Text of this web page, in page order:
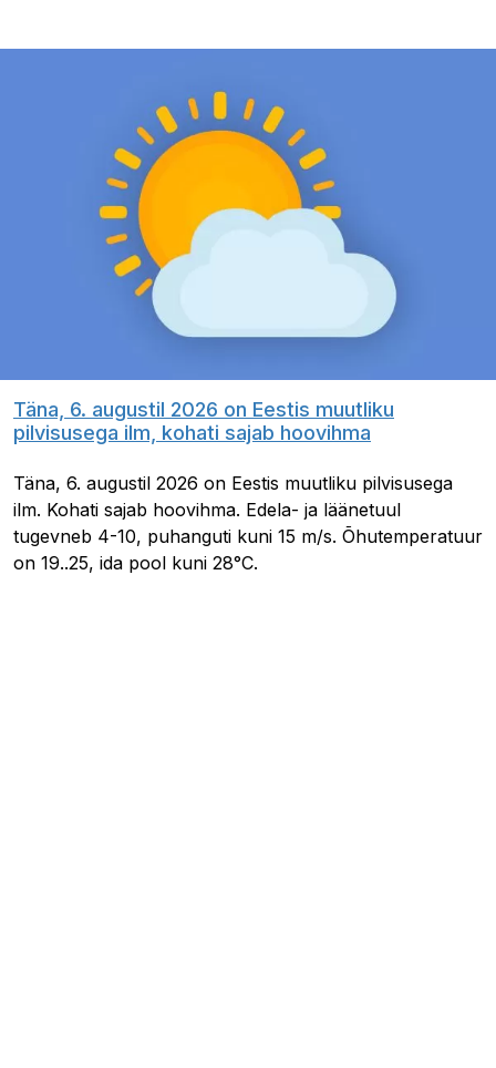
Täna, 6. augustil 2026 on Eestis muutliku
pilvisusega ilm, kohati sajab hoovihma
Täna, 6. augustil 2026 on Eestis muutliku pilvisusega
ilm. Kohati sajab hoovihma. Edela- ja läänetuul
tugevneb 4-10, puhanguti kuni 15 m/s. Õhutemperatuur
on 19..25, ida pool kuni 28°C.